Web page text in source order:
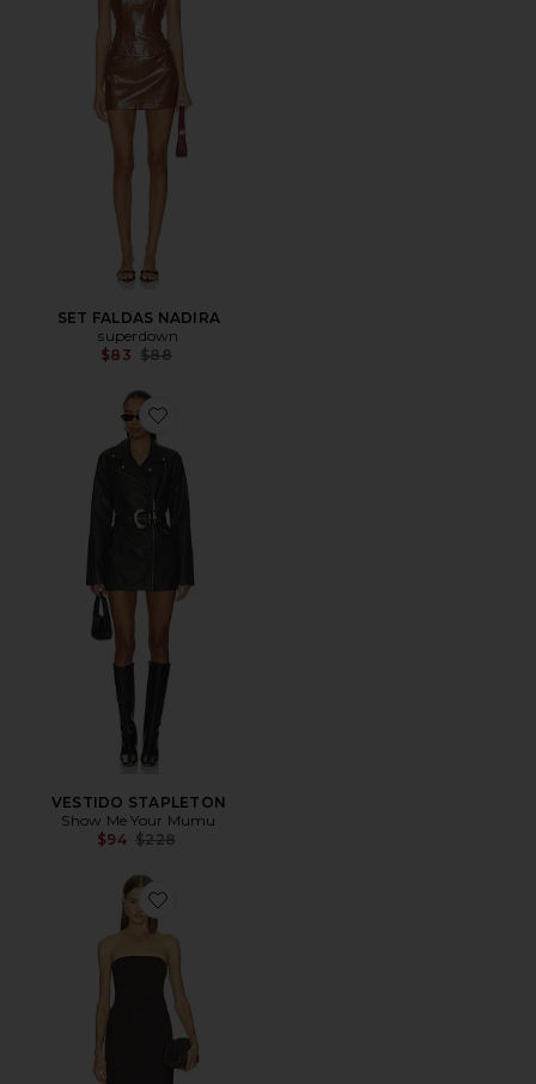
SET FALDAS NADIRA
superdown
$83 Previous price:
$88
Favorite VESTIDO STAPLETON
VESTIDO STAPLETON
Show Me Your Mumu
$94 Previous price:
$228
Favorite VESTIDO KIM